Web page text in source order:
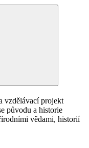
vzdělávací projekt
původu a historie
vědami, historií